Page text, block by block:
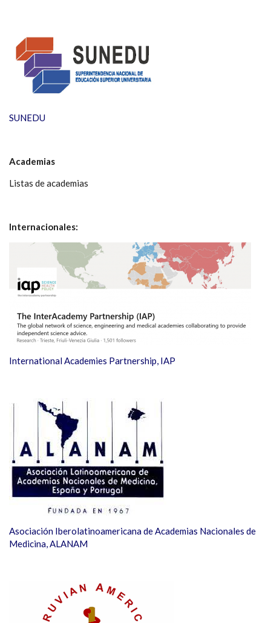
SUNEDU
Academias
Listas de academias
Internacionales:
International Academies Partnership, IAP
Asociación Iberolatinoamericana de Academias Nacionales de
Medicina, ALANAM